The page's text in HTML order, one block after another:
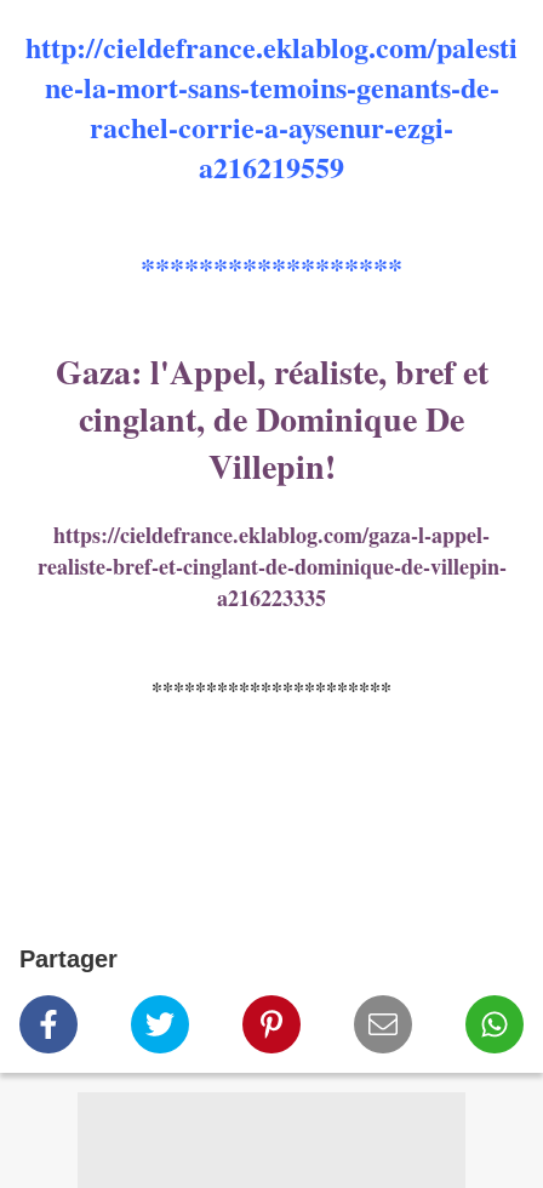
http://cieldefrance.eklablog.com/palesti
ne-la-mort-sans-temoins-genants-de-
rachel-corrie-a-aysenur-ezgi-
a216219559
******************
Gaza: l'Appel, réaliste, bref et
cinglant, de Dominique De
Villepin!
https://cieldefrance.eklablog.com/gaza-l-appel-
realiste-bref-et-cinglant-de-dominique-de-villepin-
a216223335
**********************
Partager